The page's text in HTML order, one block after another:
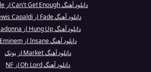
دانلود آهنگ Can't Get Enough از J. Cole
دانلود آهنگ Fade از Lewis Capaldi
دانلود آهنگ Hung Up از Madonna
دانلود آهنگ Insane از Eminem
دانلود آهنگ Market از پوتک
دانلود آهنگ Oh Lord از NF